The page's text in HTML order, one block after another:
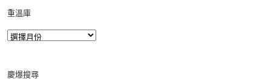
重溫庫
慶爆搜尋